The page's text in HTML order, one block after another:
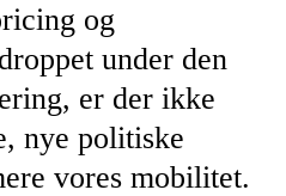
og
under den
er der ikke
nye politiske
vores mobilitet.